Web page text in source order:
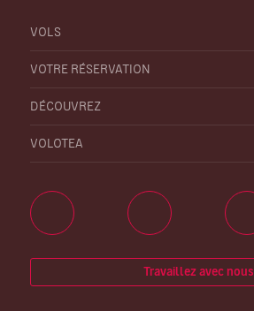
VOLS
VOTRE RÉSERVATION
DÉCOUVREZ
VOLOTEA
Travaillez avec nous